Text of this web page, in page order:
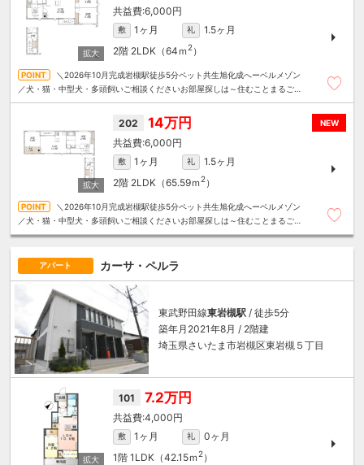
6,000円
敷 1ヶ月 礼
1.5ヶ月
2階 2LDK（64ｍ 2）
＼2026年10月完成岩槻駅徒歩5分ペット共生旭化成へーベルメゾン
／犬・猫・中型犬・多頭飼いご相談くださいお部屋探しは～住むことまるごと
NEW
202 14万円
6,000円
敷 1ヶ月 礼
1.5ヶ月
2階 2LDK（65.59ｍ 2）
＼2026年10月完成岩槻駅徒歩5分ペット共生旭化成へーベルメゾン
／犬・猫・中型犬・多頭飼いご相談くださいお部屋探しは～住むことまるごと
アパート カーサ・ペルラ
東武野田線東岩槻駅 / 徒歩5分
築年月2021年8月 / 2階建
埼玉県さいたま市岩槻区東岩槻５丁目
101 7.2万円
4,000円
敷 1ヶ月 礼
0ヶ月
1階 1LDK（42.15ｍ 2）